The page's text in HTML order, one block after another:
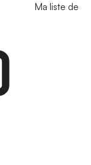
Ma liste de